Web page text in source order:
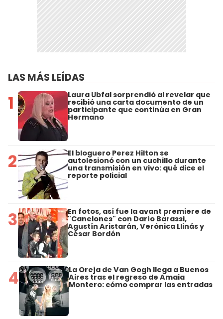
LAS MÁS LEÍDAS
1 Laura Ubfal sorprendió al revelar que
recibió una carta documento de un
participante que continúa en Gran
Hermano
2 El bloguero Perez Hilton se
autolesionó con un cuchillo durante
una transmisión en vivo: qué dice el
reporte policial
3 En fotos, así fue la avant premiere de
"Canelones" con Darío Barassi,
Agustín Aristarán, Verónica Llinás y
César Bordón
4 La Oreja de Van Gogh llega a Buenos
Aires tras el regreso de Amaia
Montero: cómo comprar las entradas